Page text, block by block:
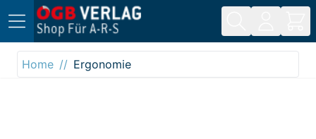
Direkt zum Inhalt
Home
Ergonomie